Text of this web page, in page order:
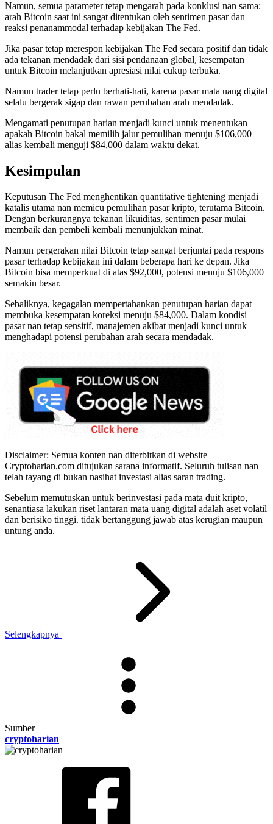
Namun, semua parameter tetap mengarah pada konklusi nan sama:
arah Bitcoin saat ini sangat ditentukan oleh sentimen pasar dan
reaksi penanammodal terhadap kebijakan The Fed.
Jika pasar tetap merespon kebijakan The Fed secara positif dan tidak
ada tekanan mendadak dari sisi pendanaan global, kesempatan
untuk Bitcoin melanjutkan apresiasi nilai cukup terbuka.
Namun trader tetap perlu berhati-hati, karena pasar mata uang digital
selalu bergerak sigap dan rawan perubahan arah mendadak.
Mengamati penutupan harian menjadi kunci untuk menentukan
apakah Bitcoin bakal memilih jalur pemulihan menuju $106,000
alias kembali menguji $84,000 dalam waktu dekat.
Kesimpulan
Keputusan The Fed menghentikan quantitative tightening menjadi
katalis utama nan memicu pemulihan pasar kripto, terutama Bitcoin.
Dengan berkurangnya tekanan likuiditas, sentimen pasar mulai
membaik dan pembeli kembali menunjukkan minat.
Namun pergerakan nilai Bitcoin tetap sangat berjuntai pada respons
pasar terhadap kebijakan ini dalam beberapa hari ke depan. Jika
Bitcoin bisa memperkuat di atas $92,000, potensi menuju $106,000
semakin besar.
Sebaliknya, kegagalan mempertahankan penutupan harian dapat
membuka kesempatan koreksi menuju $84,000. Dalam kondisi
pasar nan tetap sensitif, manajemen akibat menjadi kunci untuk
menghadapi potensi perubahan arah secara mendadak.
Disclaimer: Semua konten nan diterbitkan di website
Cryptoharian.com ditujukan sarana informatif. Seluruh tulisan nan
telah tayang di bukan nasihat investasi alias saran trading.
Sebelum memutuskan untuk berinvestasi pada mata duit kripto,
senantiasa lakukan riset lantaran mata uang digital adalah aset volatil
dan berisiko tinggi. tidak bertanggung jawab atas kerugian maupun
untung anda.
Selengkapnya
Sumber
cryptoharian